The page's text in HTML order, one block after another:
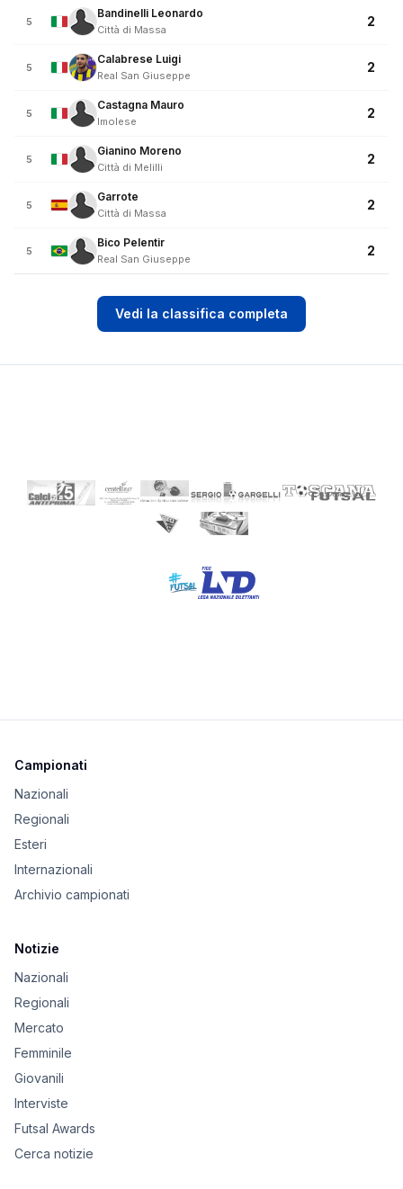
5
Bandinelli Leonardo
Città di Massa
2
5
Calabrese Luigi
Real San Giuseppe
2
5
Castagna Mauro
Imolese
2
5
Gianino Moreno
Città di Melilli
2
5
Garrote
Città di Massa
2
5
Bico Pelentir
Real San Giuseppe
2
Vedi la classifica completa
Campionati
Nazionali
Regionali
Esteri
Internazionali
Archivio campionati
Notizie
Nazionali
Regionali
Mercato
Femminile
Giovanili
Interviste
Futsal Awards
Cerca notizie